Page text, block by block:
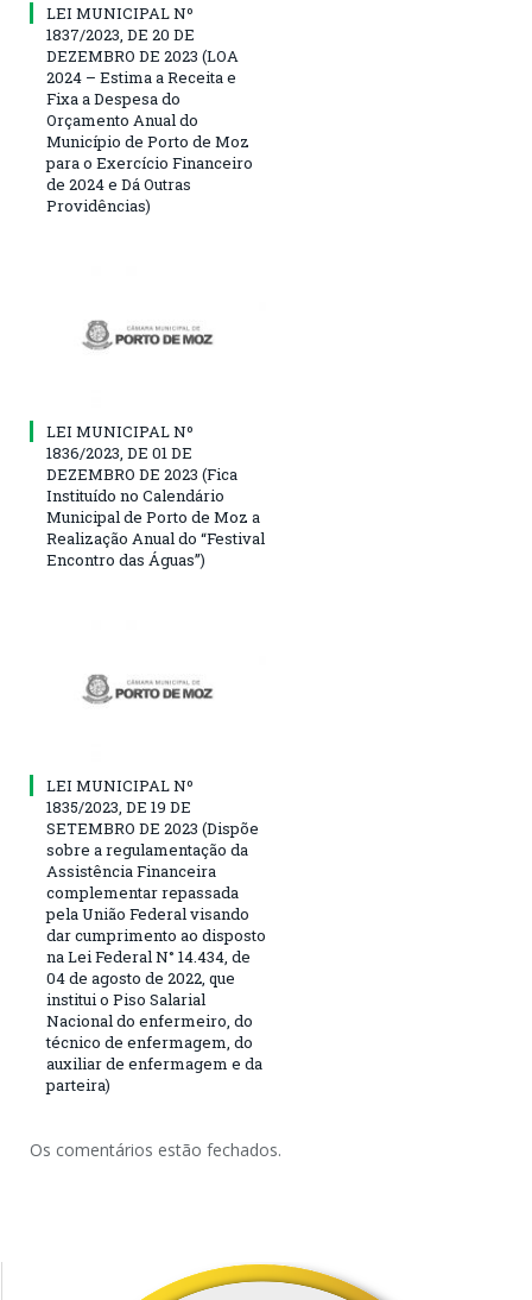
LEI MUNICIPAL Nº
1837/2023, DE 20 DE
DEZEMBRO DE 2023 (LOA
2024 – Estima a Receita e
Fixa a Despesa do
Orçamento Anual do
Município de Porto de Moz
para o Exercício Financeiro
de 2024 e Dá Outras
Providências)
LEI MUNICIPAL Nº
1836/2023, DE 01 DE
DEZEMBRO DE 2023 (Fica
Instituído no Calendário
Municipal de Porto de Moz a
Realização Anual do “Festival
Encontro das Águas”)
LEI MUNICIPAL Nº
1835/2023, DE 19 DE
SETEMBRO DE 2023 (Dispõe
sobre a regulamentação da
Assistência Financeira
complementar repassada
pela União Federal visando
dar cumprimento ao disposto
na Lei Federal N° 14.434, de
04 de agosto de 2022, que
institui o Piso Salarial
Nacional do enfermeiro, do
técnico de enfermagem, do
auxiliar de enfermagem e da
parteira)
Os comentários estão fechados.